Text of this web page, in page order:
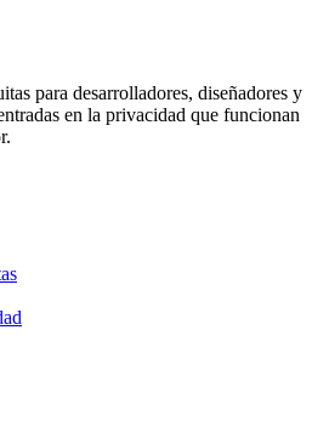
para desarrolladores, diseñadores y
en la privacidad que funcionan